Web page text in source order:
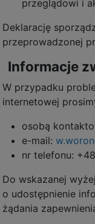
przeglądowi i
Deklarację
przeprowadzonej
Informacje
W przypadku
internetowej
osobą
e-mail:
nr telefonu:
Do wskazanej
o udostępnienie
żądania